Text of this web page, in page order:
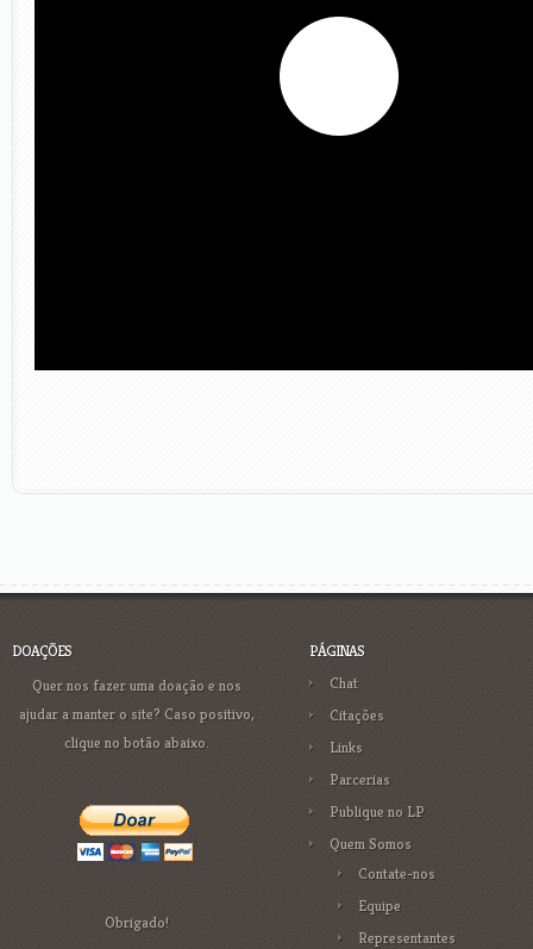
DOAÇÕES
Quer nos fazer uma doação e nos
ajudar a manter o site? Caso positivo,
clique no botão abaixo.
Obrigado!
PÁGINAS
Chat
Citações
Links
Parcerias
Publique no LP
Quem Somos
Contate-nos
Equipe
Representantes